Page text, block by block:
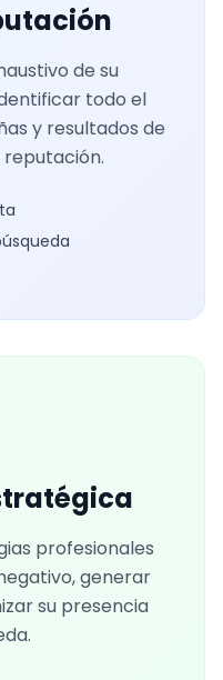
de su
todo el
y resultados de
reputación.
profesionales
generar
su presencia